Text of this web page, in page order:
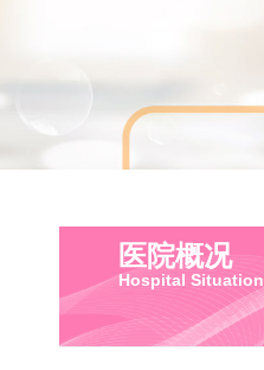
医院概况
Hospital Situation